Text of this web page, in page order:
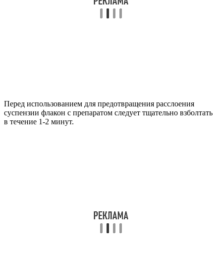
Перед использованием для предотвращения расслоения
суспензии флакон с препаратом следует тщательно взболтать
в течение 1-2 минут.